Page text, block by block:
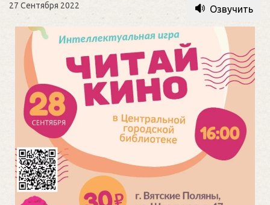
27 Сентября 2022 Озвучить